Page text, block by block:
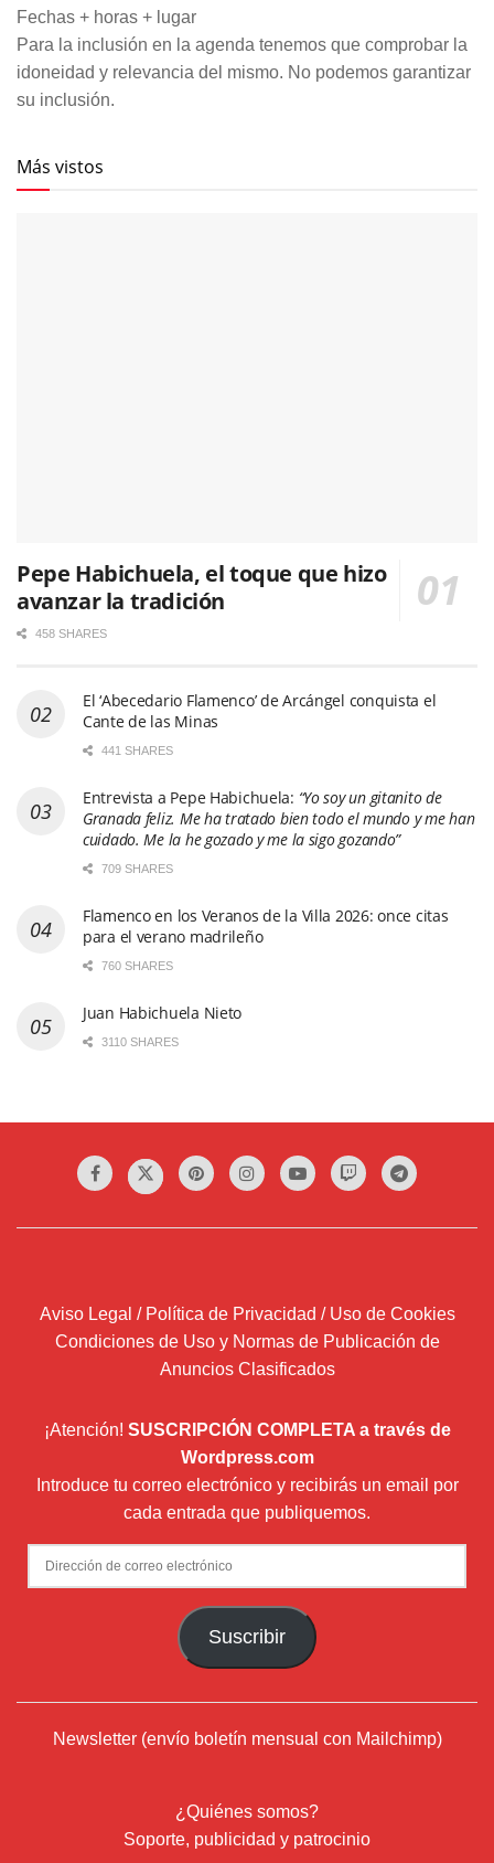
Fechas + horas + lugar
Para la inclusión en la agenda tenemos que comprobar la
idoneidad y relevancia del mismo. No podemos garantizar
su inclusión.
Más vistos
Pepe Habichuela, el toque que hizo
avanzar la tradición
458 SHARES
El ‘Abecedario Flamenco’ de Arcángel conquista el
Cante de las Minas
441 SHARES
Entrevista a Pepe Habichuela: “Yo soy un gitanito de
Granada feliz. Me ha tratado bien todo el mundo y me han
cuidado. Me la he gozado y me la sigo gozando”
709 SHARES
Flamenco en los Veranos de la Villa 2026: once citas
para el verano madrileño
760 SHARES
Juan Habichuela Nieto
3110 SHARES
Aviso Legal / Política de Privacidad / Uso de Cookies
Condiciones de Uso y Normas de Publicación de
Anuncios Clasificados
¡Atención! SUSCRIPCIÓN COMPLETA a través de
Wordpress.com
Introduce tu correo electrónico y recibirás un email por
cada entrada que publiquemos.
Dirección
de
Suscribir
Newsletter (envío boletín mensual con Mailchimp)
¿Quiénes somos?
Soporte, publicidad y patrocinio